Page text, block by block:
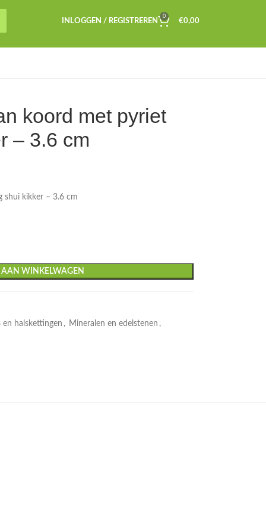
INLOGGEN / REGISTREREN
0
€0,00
koord met pyriet
– 3.6 cm
shui kikker – 3.6 cm
AAN WINKELWAGEN
en halskettingen , Mineralen en edelstenen ,